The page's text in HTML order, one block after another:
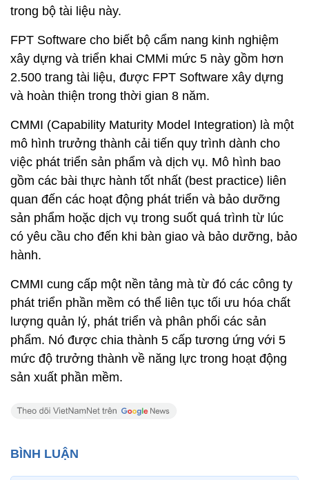
trong bộ tài liệu này.
FPT Software cho biết bộ cẩm nang kinh nghiệm
xây dựng và triển khai CMMi mức 5 này gồm hơn
2.500 trang tài liệu, được FPT Software xây dựng
và hoàn thiện trong thời gian 8 năm.
CMMI (Capability Maturity Model Integration) là một
mô hình trưởng thành cải tiến quy trình dành cho
việc phát triển sản phẩm và dịch vụ. Mô hình bao
gồm các bài thực hành tốt nhất (best practice) liên
quan đến các hoạt động phát triển và bảo dưỡng
sản phẩm hoặc dịch vụ trong suốt quá trình từ lúc
có yêu cầu cho đến khi bàn giao và bảo dưỡng, bảo
hành.
CMMI cung cấp một nền tảng mà từ đó các công ty
phát triển phần mềm có thể liên tục tối ưu hóa chất
lượng quản lý, phát triển và phân phối các sản
phẩm. Nó được chia thành 5 cấp tương ứng với 5
mức độ trưởng thành về năng lực trong hoạt động
sản xuất phần mềm.